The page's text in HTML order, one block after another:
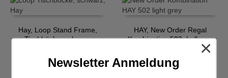
Hay, Loop Stand Frame,
Tischböcke, schwarz
HAY, New Order Regal
Kombination 502, hellgrau
Newsletter Anmeldung
×